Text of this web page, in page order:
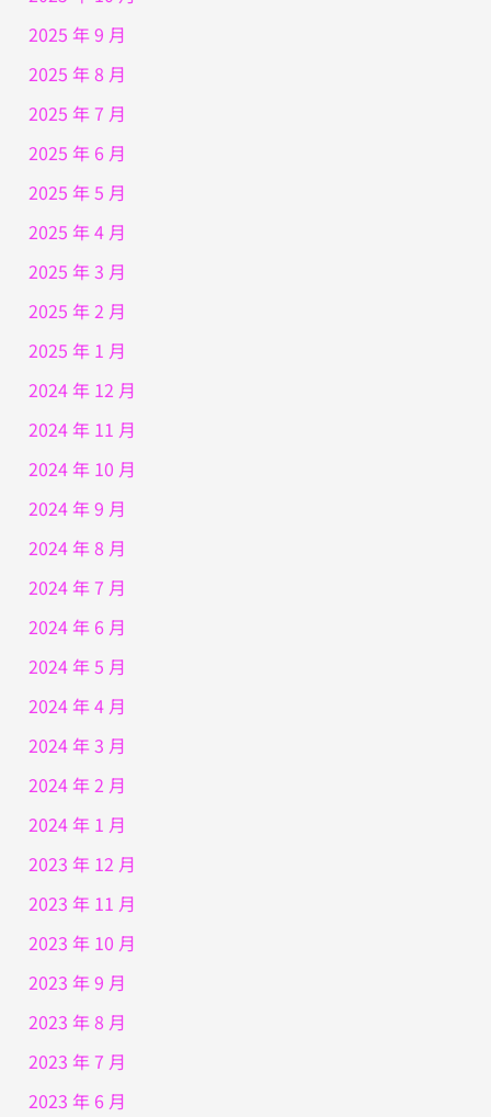
2025 年 9 月
2025 年 8 月
2025 年 7 月
2025 年 6 月
2025 年 5 月
2025 年 4 月
2025 年 3 月
2025 年 2 月
2025 年 1 月
2024 年 12 月
2024 年 11 月
2024 年 10 月
2024 年 9 月
2024 年 8 月
2024 年 7 月
2024 年 6 月
2024 年 5 月
2024 年 4 月
2024 年 3 月
2024 年 2 月
2024 年 1 月
2023 年 12 月
2023 年 11 月
2023 年 10 月
2023 年 9 月
2023 年 8 月
2023 年 7 月
2023 年 6 月